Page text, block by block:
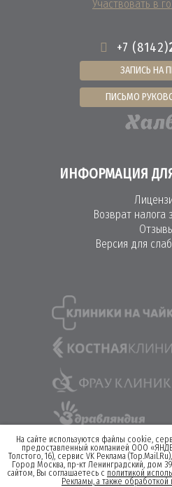
ИНФОРМАЦИЯ
Возврат налога
Версия для
+7 (8142)
ЗАПИСЬ НА
ПИСЬМО
Участвовать в
©2019-2025, ООО «КМЦ»
На сайте используются файлы cookie,
предоставленный компанией ООО
Толстого, 16), сервис VK Реклама
Город Москва, пр-кт Ленинградский, дом
сайтом, Вы соглашаетесь с политикой
Рекламы, а также